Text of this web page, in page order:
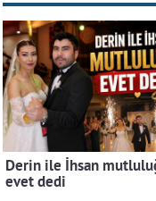
Derin ile İhsan
evet dedi